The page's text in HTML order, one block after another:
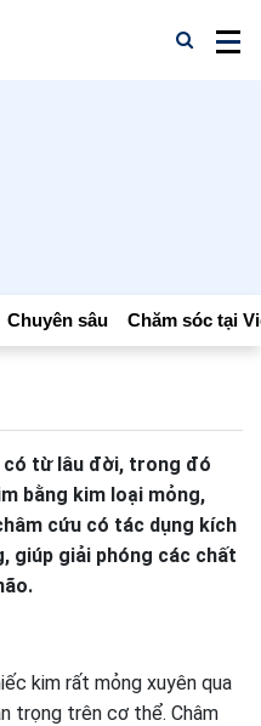
Chuyên sâu Chăm sóc tại
có từ lâu đời, trong đó
bằng kim loại mỏng,
cứu có tác dụng kích
giúp giải phóng các chất
kim rất mỏng xuyên qua
trọng trên cơ thể. Châm